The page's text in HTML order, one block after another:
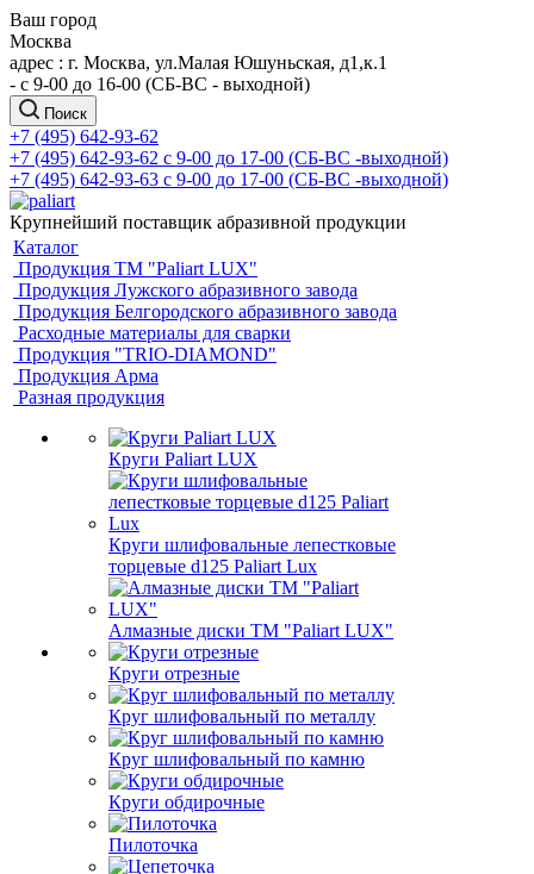
Ваш город
Москва
адрес : г. Москва, ул.Малая Юшуньская, д1,к.1
- c 9-00 до 16-00 (СБ-ВС - выходной)
Поиск
+7 (495) 642-93-62
+7 (495) 642-93-62 c 9-00 до 17-00 (СБ-ВС -выходной)
+7 (495) 642-93-63 c 9-00 до 17-00 (СБ-ВС -выходной)
Крупнейший поставщик абразивной продукции
Каталог
Продукция ТМ "Paliart LUX"
Продукция Лужского абразивного завода
Продукция Белгородского абразивного завода
Расходные материалы для сварки
Продукция "TRIO-DIAMOND"
Продукция Арма
Разная продукция
Круги Paliart LUX
Круги шлифовальные лепестковые
торцевые d125 Paliart Lux
Алмазные диски ТМ "Paliart LUX"
Круги отрезные
Круг шлифовальный по металлу
Круг шлифовальный по камню
Круги обдирочные
Пилоточка